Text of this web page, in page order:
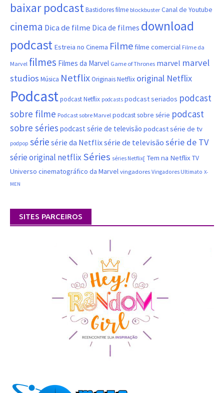
baixar podcastBastidores filme blockbuster Canal de Youtube
cinema Dica de filme Dica de filmes download
podcast Estreia no Cinema Filmefilme comercial Filme da
Marvel filmes Filmes da Marvel Game of Thrones marvel marvel
studios Música NetflixOriginais Netflix original Netflix
Podcastpodcast Netflix podcasts podcast seriados podcast
sobre filme Podcast sobre Marvel podcast sobre série podcast
sobre séries podcast série de televisão podcast série de tv
podpop série série da Netflixsérie de televisão série de TV
série original netflix Séries séries Netflix[ Tem na Netflix TV
Universo cinematográfico da Marvel vingadores Vingadores Ultimato X-
MEN
SITES PARCEIROS